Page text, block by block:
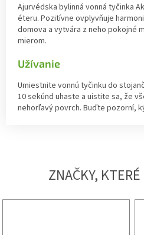
Ajurvédska bylinná vonná tyčinka
éteru. Pozitívne ovplyvňuje
domova a vytvára z neho pokojné
mierom.
Užívanie
Umiestnite vonnú tyčinku do
10 sekúnd uhaste a uistite sa, že
nehorľavý povrch. Buďte pozorní,
ZNAČKY,